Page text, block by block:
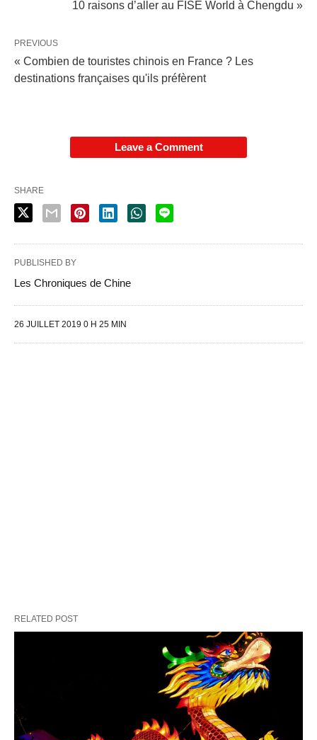
10 raisons d’aller au FISE World à Chengdu »
PREVIOUS
« Combien de touristes chinois en France ? Les
destinations françaises qu'ils préfèrent
Leave a Comment
SHARE
PUBLISHED BY
Les Chroniques de Chine
26 JUILLET 2019 0 H 25 MIN
RELATED POST